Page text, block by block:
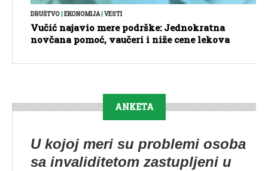
DRUŠTVO EKONOMIJA| VESTI
Vučić najavio mere podrške: Jednokratna
novčana pomoć, vaučeri i niže cene lekova
ANKETA
U kojoj meri su problemi osoba
sa invaliditetom zastupljeni u